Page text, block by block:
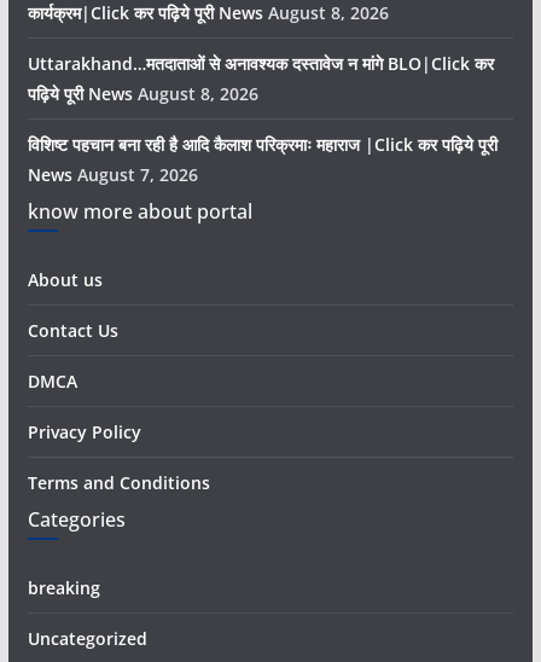
कार्यक्रम|Click कर पढ़िये पूरी News August 8, 2026
Uttarakhand…मतदाताओं से अनावश्यक दस्तावेज न मांगे BLO|Click कर
पढ़िये पूरी News August 8, 2026
विशिष्ट पहचान बना रही है आदि कैलाश परिक्रमाः महाराज |Click कर पढ़िये पूरी
News August 7, 2026
know more about portal
About us
Contact Us
DMCA
Privacy Policy
Terms and Conditions
Categories
breaking
Uncategorized